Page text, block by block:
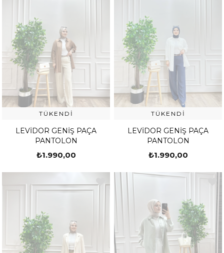
TÜKENDI
LEVİDOR GENİŞ PAÇA
PANTOLON
₺1.990,00
TÜKENDI
LEVİDOR GENİŞ PAÇA
PANTOLON
₺1.990,00